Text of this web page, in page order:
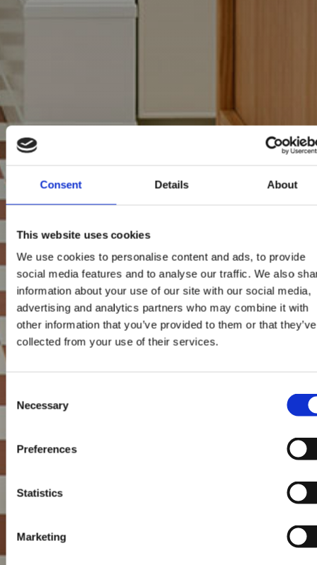
Consent Details About
This website uses cookies
We use cookies to personalise content and ads, to provide
social media features and to analyse our traffic. We also
information about your use of our site with our social media,
advertising and analytics partners who may combine it with
other information that you’ve provided to them or that they’ve
collected from your use of their services.
Selection
Necessary
Preferences
Statistics
Marketing